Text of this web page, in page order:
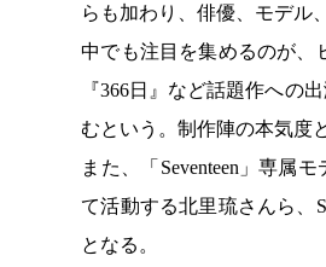
らも加わり、俳優、モデル
中でも注目を集めるのが、
『366日』など話題作への
むという。制作陣の本気度
また、「Seventeen」専属
て活動する北里琉さんら、
となる。